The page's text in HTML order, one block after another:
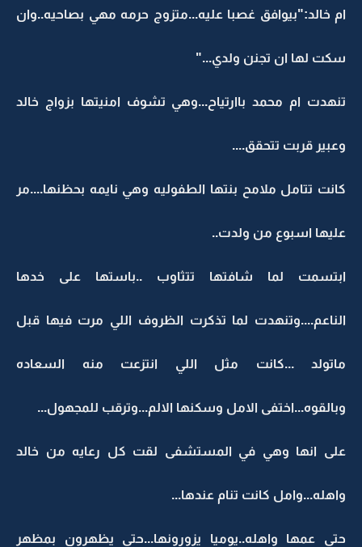
ام خالد:"بيوافق غصبا عليه...متزوج حرمه مهي بصاحيه..وان
سكت لها ان تجنن ولدي..."
تنهدت ام محمد باارتياح...وهي تشوف امنيتها بزواج خالد
وعبير قربت تتحقق....
كانت تتامل ملامح بنتها الطفوليه وهي نايمه بحظنها....مر
عليها اسبوع من ولدت..
ابتسمت لما شافتها تتثاوب ..باستها على خدها
الناعم....وتنهدت لما تذكرت الظروف اللي مرت فيها قبل
ماتولد ...كانت مثل اللي انتزعت منه السعاده
وبالقوه...اختفى الامل وسكنها الالم...وترقب للمجهول...
على انها وهي في المستشفى لقت كل رعايه من خالد
واهله...وامل كانت تنام عندها...
حتى عمها واهله..يوميا يزورونها...حتى يظهرون بمظهر